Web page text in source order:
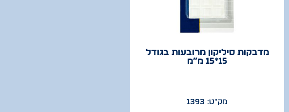
מדבקות סיליקון מרובעות בגודל
15*15 מ”מ
מק"ט: 1393